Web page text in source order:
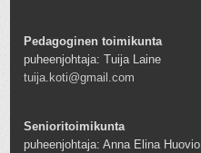
Pedagoginen toimikunta
puheenjohtaja: Tuija Laine
tuija.koti@gmail.com
Senioritoimikunta
puheenjohtaja: Anna Elina Huovio